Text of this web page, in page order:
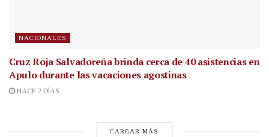
NACIONALES
Cruz Roja Salvadoreña brinda cerca de 40 asistencias en
Apulo durante las vacaciones agostinas
HACE 2 DÍAS
CARGAR MÁS